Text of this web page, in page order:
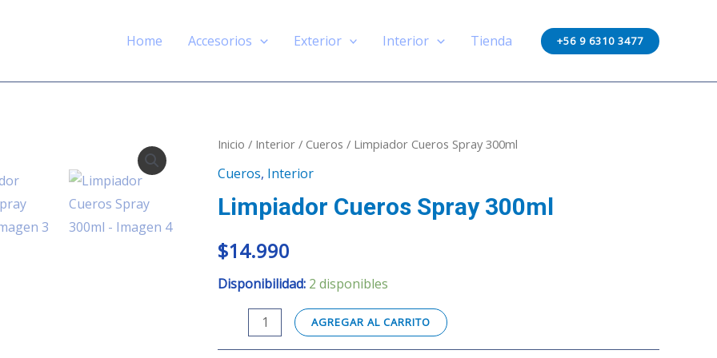
Home Accesorios Exterior Interior Tienda +56 9 6310 3477
Inicio / Interior / Cueros / Limpiador Cueros Spray 300ml
Cueros, Interior
Limpiador Cueros Spray 300ml
$14.990
Disponibilidad: 2 disponibles
Limpiador
Cueros
300ml
AGREGAR AL CARRITO